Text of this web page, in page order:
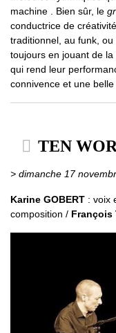
machine . Bien sûr, le
conductrice de
traditionnel, au funk,
toujours en jouant de
qui rend leur
connivence et une
TEN
> dimanche 17
Karine GOBERT : voix
composition / François